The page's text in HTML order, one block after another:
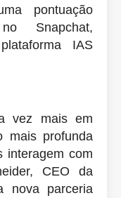
pontuação
Snapchat,
IAS
vez mais em
mais profunda
interagem com
CEO da
nova parceria